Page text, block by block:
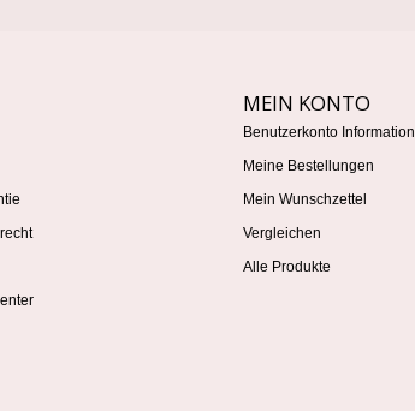
MEIN KONTO
Benutzerkonto Information
Meine Bestellungen
Mein Wunschzettel
Vergleichen
Alle Produkte